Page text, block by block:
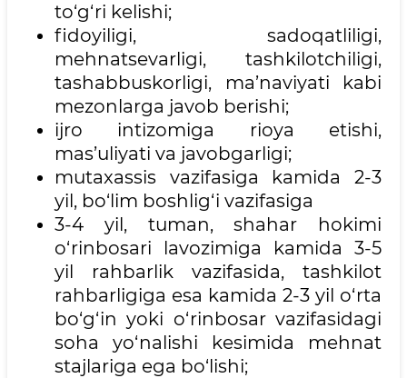
to‘g‘ri kelishi;
fidoyiligi, sadoqatliligi,
mehnatsevarligi, tashkilotchiligi,
tashabbuskorligi, ma’naviyati kabi
mezonlarga javob berishi;
ijro intizomiga rioya etishi,
mas’uliyati va javobgarligi;
mutaxassis vazifasiga kamida 2-3
yil, bo‘lim boshlig‘i vazifasiga
3-4 yil, tuman, shahar hokimi
o‘rinbosari lavozimiga kamida 3-5
yil rahbarlik vazifasida, tashkilot
rahbarligiga esa kamida 2-3 yil o‘rta
bo‘g‘in yoki o‘rinbosar vazifasidagi
soha yo‘nalishi kesimida mehnat
stajlariga ega bo‘lishi;